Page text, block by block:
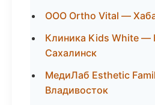
ООО Ortho Vital —
Клиника Kids White
Сахалинск
МедиЛаб Esthetic
Владивосток